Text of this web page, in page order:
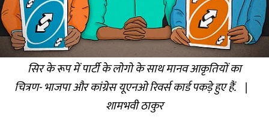
सिर के रूप में पार्टी के लोगो के साथ मानव आकृतियों का
चित्रण- भाजपा और कांग्रेस यूएनओ रिवर्स कार्ड पकड़े हुए हैं. |
शामभवी ठाकुर